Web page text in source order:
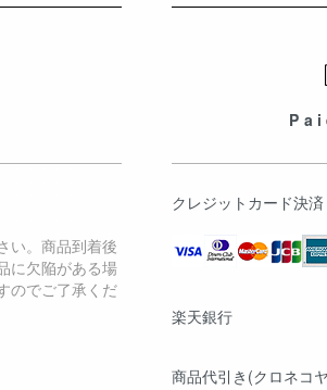
い。商品到着後
に欠陥がある場
のでご了承くだ
クレジットカード決済
楽天銀行
商品代引き(クロネコ